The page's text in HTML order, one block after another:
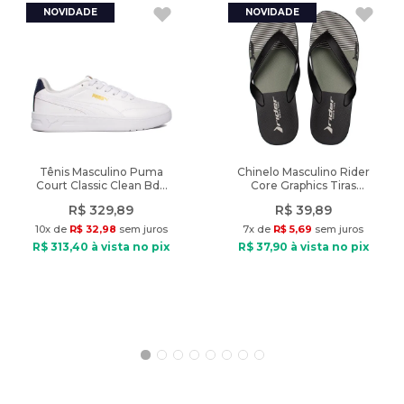
Tipo de Tênis: Casual
Material: Sintético
Material interno: Têxtil
Solado: Borracha
Fechamento: Cadarço
Tênis Masculino Puma
Court Classic Clean Bdp
R$ 329,89
10x de R$ 32,98 sem juros
R$ 313,40 à vista no pix
Chinelo Masculino Rider
Core Graphics Tiras
R$ 39,89
7x de R$ 5,69 sem juros
R$ 37,90 à vista no pix